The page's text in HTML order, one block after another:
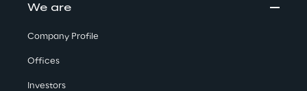
We are
Company Profile
Offices
Investors